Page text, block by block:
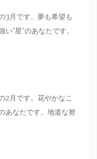
3月です。夢も希望も
”星”のあなたです。
2月です。花やかなこ
あなたです。地道な努